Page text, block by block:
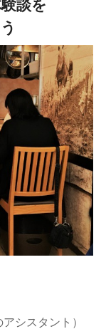
談を
シスタント）